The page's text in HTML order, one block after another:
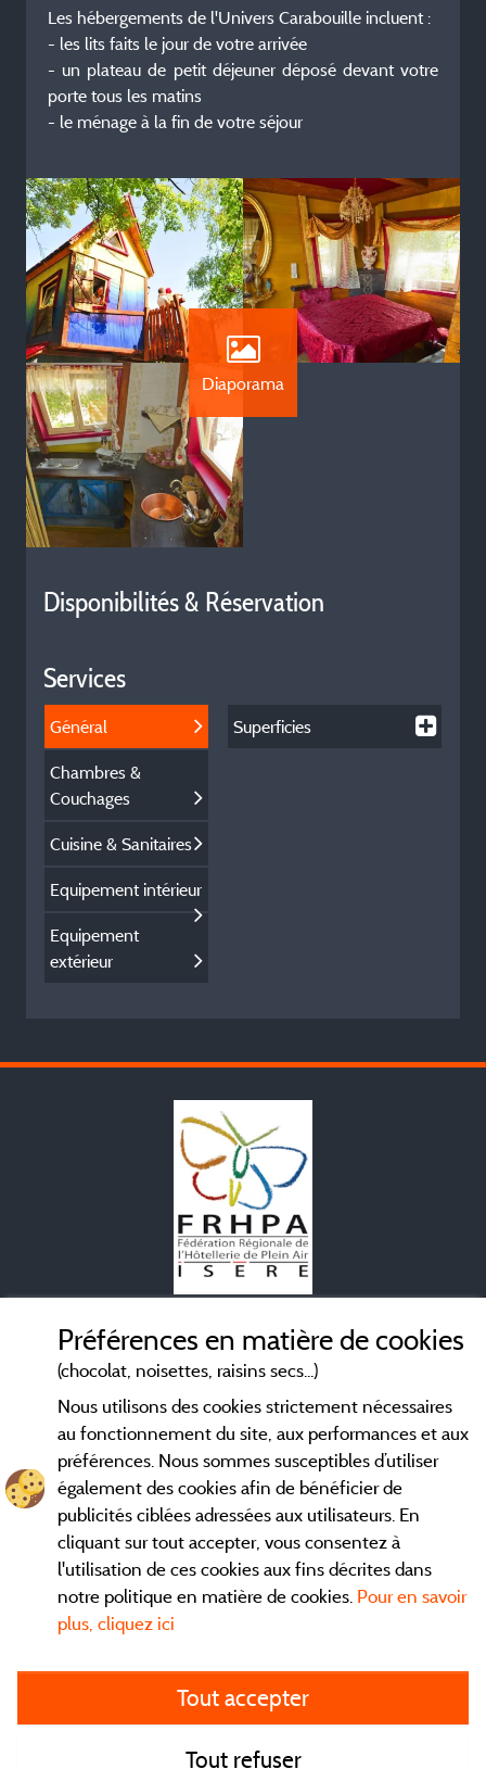
Les hébergements de l'Univers Carabouille incluent :
- les lits faits le jour de votre arrivée
- un plateau de petit déjeuner déposé devant votre
porte tous les matins
- le ménage à la fin de votre séjour
Diaporama
Disponibilités & Réservation
Services
Général
Chambres &
Couchages
Cuisine & Sanitaires
Equipement intérieur
Equipement
extérieur
Superficies
Conditions générales d'utilisation
Contact
CGV
Les meilleurscampings en Isère. Consultez les fiches de nos
adhérents et découvrez nos meilleures offres dans leVercors
la chaine des Belledones, en Chartreuse, en station...
directement ici en ligne avant de contacter le camping pour
Faites vous votre propre idée du camping, au pied d'un lac,
avec club enfants, avec vos animaux de compagnie, sous la
ou dans un mobil home... Choisissez vos
Préférences en matière de cookies
(chocolat, noisettes, raisins secs...)
Nous utilisons des cookies strictement nécessaires
au fonctionnement du site, aux performances et aux
préférences. Nous sommes susceptibles d’utiliser
également des cookies afin de bénéficier de
publicités ciblées adressées aux utilisateurs. En
cliquant sur tout accepter, vous consentez à
l'utilisation de ces cookies aux fins décrites dans
notre politique en matière de cookies. Pour en savoir
plus, cliquez ici
Tout accepter
Tout refuser